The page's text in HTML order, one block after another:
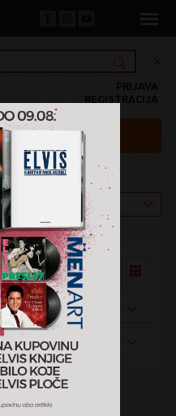
REGISTRACIJA
PRIJAVA
KATEGORIJA